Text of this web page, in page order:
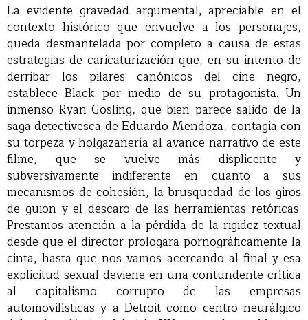
La evidente gravedad argumental, apreciable en el
contexto histórico que envuelve a los personajes,
queda desmantelada por completo a causa de estas
estrategias de caricaturización que, en su intento de
derribar los pilares canónicos del cine negro,
establece Black por medio de su protagonista. Un
inmenso Ryan Gosling, que bien parece salido de la
saga detectivesca de Eduardo Mendoza, contagia con
su torpeza y holgazanería al avance narrativo de este
filme, que se vuelve más displicente y
subversivamente indiferente en cuanto a sus
mecanismos de cohesión, la brusquedad de los giros
de guion y el descaro de las herramientas retóricas.
Prestamos atención a la pérdida de la rigidez textual
desde que el director prologara pornográficamente la
cinta, hasta que nos vamos acercando al final y esa
explicitud sexual deviene en una contundente crítica
al capitalismo corrupto de las empresas
automovilísticas y a Detroit como centro neurálgico